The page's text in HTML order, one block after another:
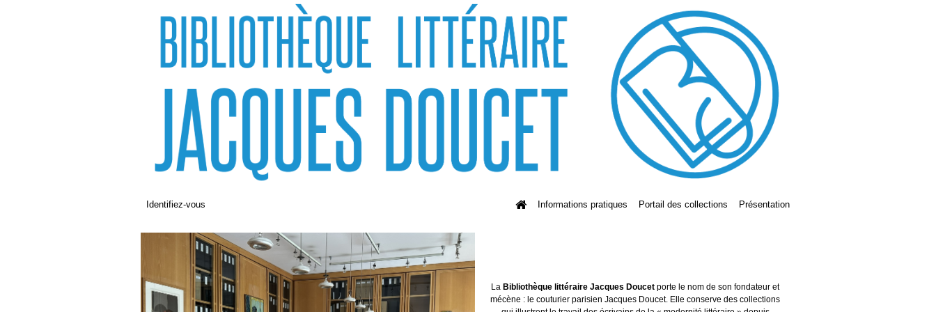
Identifiez-vous Informations pratiques Portail des collections Présentation
La Bibliothèque littéraire Jacques Doucet porte le nom de son fondateur et
mécène : le couturier parisien Jacques Doucet. Elle conserve des collections